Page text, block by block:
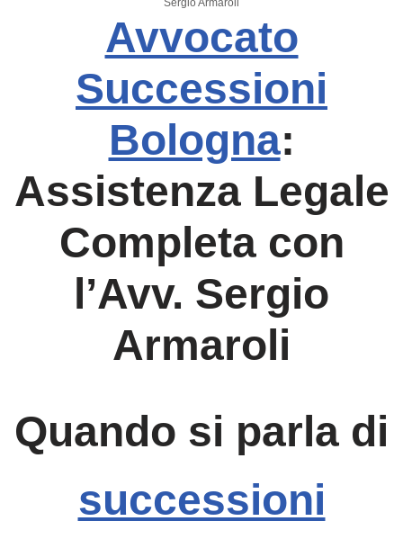
Avvocato
Successioni
Bologna:
Assistenza Legale
Completa con
l’Avv. Sergio
Armaroli
Quando si parla di
successioni